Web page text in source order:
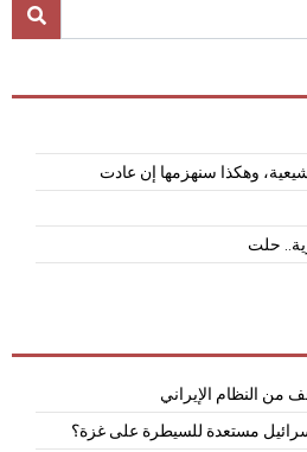
وهكذا سنهزمها إن عادت
حلت
من النظام الإيراني
مستعدة للسيطرة على غزة؟